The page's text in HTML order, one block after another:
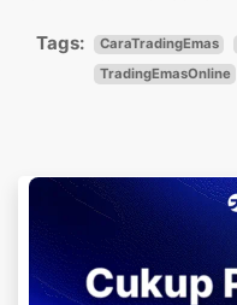
Tags: CaraTradingEmas
TradingEmasOnline